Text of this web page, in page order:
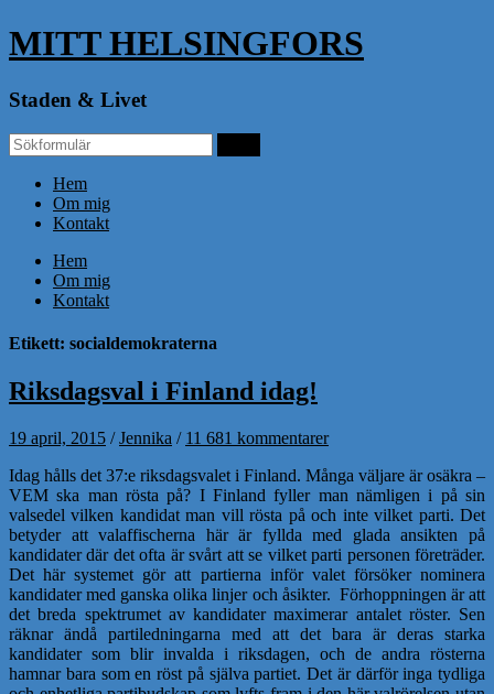
MITT HELSINGFORS
Staden & Livet
Hem
Om mig
Kontakt
Hem
Om mig
Kontakt
Etikett: socialdemokraterna
Riksdagsval i Finland idag!
19 april, 2015 /Jennika / 11 681 kommentarer
Idag hålls det 37:e riksdagsvalet i Finland. Många väljare är osäkra –
VEM ska man rösta på? I Finland fyller man nämligen i på sin
valsedel vilken kandidat man vill rösta på och inte vilket parti. Det
betyder att valaffischerna här är fyllda med glada ansikten på
kandidater där det ofta är svårt att se vilket parti personen företräder.
Det här systemet gör att partierna inför valet försöker nominera
kandidater med ganska olika linjer och åsikter. Förhoppningen är att
det breda spektrumet av kandidater maximerar antalet röster. Sen
räknar ändå partiledningarna med att det bara är deras starka
kandidater som blir invalda i riksdagen, och de andra rösterna
hamnar bara som en röst på själva partiet. Det är därför inga tydliga